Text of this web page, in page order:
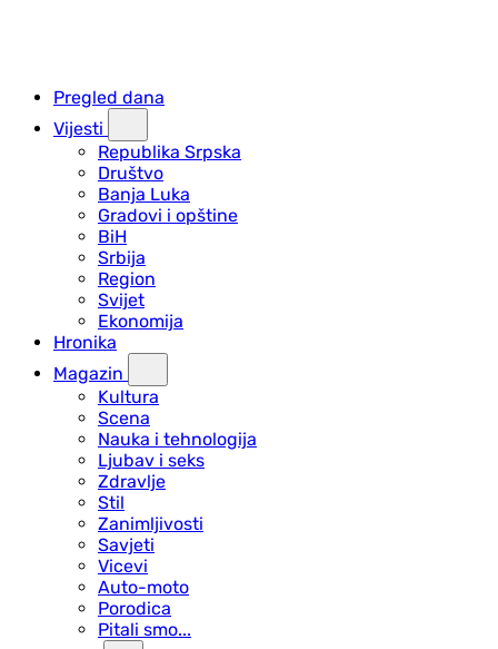
Pregled dana
Vijesti
Republika Srpska
Društvo
Banja Luka
Gradovi i opštine
BiH
Srbija
Region
Svijet
Ekonomija
Hronika
Magazin
Kultura
Scena
Nauka i tehnologija
Ljubav i seks
Zdravlje
Stil
Zanimljivosti
Savjeti
Vicevi
Auto-moto
Porodica
Pitali smo...